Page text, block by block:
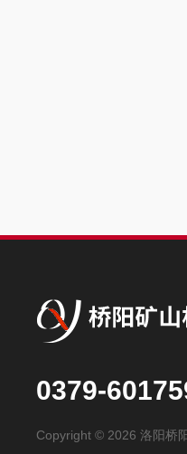
0379-
Copyright © 2026 洛阳桥